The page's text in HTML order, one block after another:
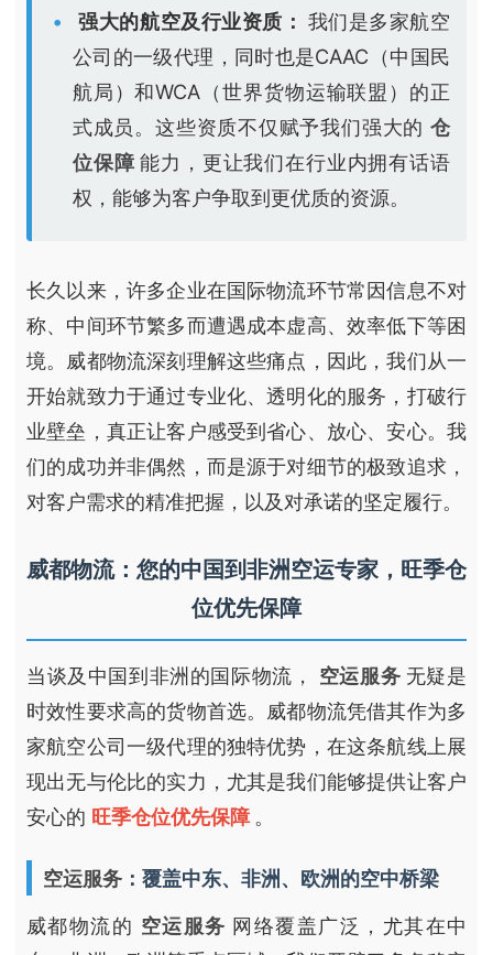
强大的航空及行业资质： 我们是多家航空
公司的一级代理，同时也是CAAC（中国民
航局）和WCA（世界货物运输联盟）的正
式成员。这些资质不仅赋予我们强大的 仓
位保障 能力，更让我们在行业内拥有话语
权，能够为客户争取到更优质的资源。
长久以来，许多企业在国际物流环节常因信息不对
称、中间环节繁多而遭遇成本虚高、效率低下等困
境。威都物流深刻理解这些痛点，因此，我们从一
开始就致力于通过专业化、透明化的服务，打破行
业壁垒，真正让客户感受到省心、放心、安心。我
们的成功并非偶然，而是源于对细节的极致追求，
对客户需求的精准把握，以及对承诺的坚定履行。
威都物流：您的中国到非洲空运专家，旺季仓
位优先保障
当谈及中国到非洲的国际物流， 空运服务 无疑是
时效性要求高的货物首选。威都物流凭借其作为多
家航空公司一级代理的独特优势，在这条航线上展
现出无与伦比的实力，尤其是我们能够提供让客户
安心的 旺季仓位优先保障 。
空运服务 ：覆盖中东、非洲、欧洲的空中桥梁
威都物流的 空运服务 网络覆盖广泛，尤其在中